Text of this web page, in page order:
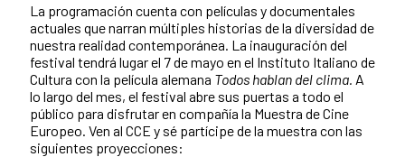
La programación cuenta con películas y documentales
actuales que narran múltiples historias de la diversidad de
nuestra realidad contemporánea. La inauguración del
festival tendrá lugar el 7 de mayo en el Instituto Italiano de
Cultura con la película alemana Todos hablan del clima. A
lo largo del mes, el festival abre sus puertas a todo el
público para disfrutar en compañía la Muestra de Cine
Europeo. Ven al CCE y sé partícipe de la muestra con las
siguientes proyecciones: